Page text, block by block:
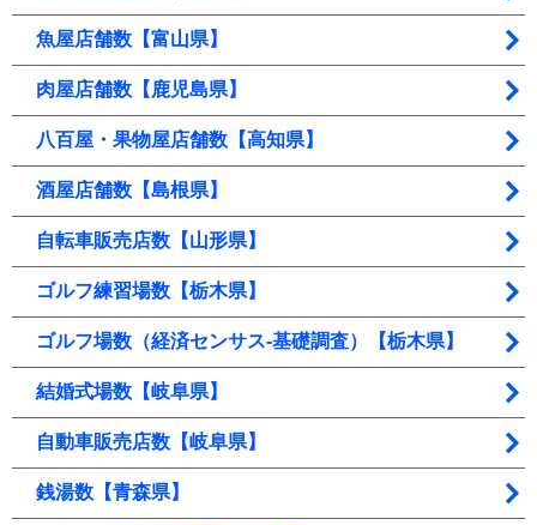
魚屋店舗数【富山県】
肉屋店舗数【鹿児島県】
八百屋・果物屋店舗数【高知県】
酒屋店舗数【島根県】
自転車販売店数【山形県】
ゴルフ練習場数【栃木県】
ゴルフ場数（経済センサス‐基礎調査）【栃木県】
結婚式場数【岐阜県】
自動車販売店数【岐阜県】
銭湯数【青森県】